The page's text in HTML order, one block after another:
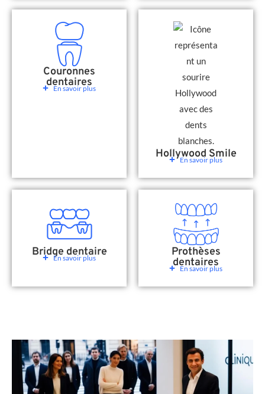
Couronnes
dentaires
En savoir plus
Hollywood Smile
En savoir plus
Bridge dentaire
En savoir plus Prothèses
dentaires
En savoir plus